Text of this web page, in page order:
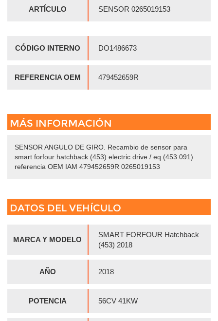
ARTÍCULO SENSOR 0265019153
CÓDIGO INTERNO DO1486673
REFERENCIA OEM 479452659R
MÁS INFORMACIÓN
SENSOR ANGULO DE GIRO. Recambio de sensor para
smart forfour hatchback (453) electric drive / eq (453.091)
referencia OEM IAM 479452659R 0265019153
DATOS DEL VEHÍCULO
MARCA Y MODELO
SMART FORFOUR Hatchback
(453) 2018
AÑO 2018
POTENCIA 56CV 41KW